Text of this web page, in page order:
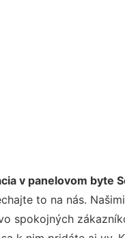
v panelovom byte
to na nás.
spokojných